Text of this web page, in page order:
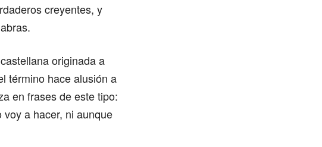
creyentes, y
originada a
término hace alusión a
en frases de este tipo:
a hacer, ni aunque